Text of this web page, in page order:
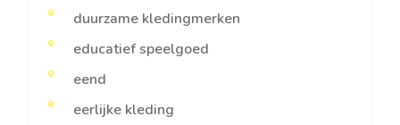
duurzame kledingmerken
educatief speelgoed
eend
eerlijke kleding